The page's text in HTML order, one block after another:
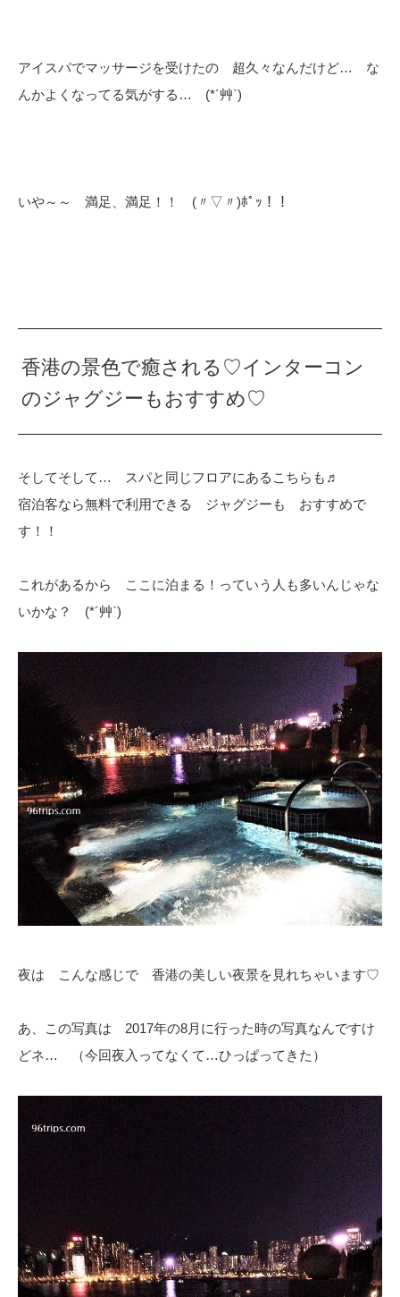
アイスパでマッサージを受けたの 超久々なんだけど… な
んかよくなってる気がする… (*´艸`)
いや～～ 満足、満足！！ (〃▽〃)ﾎﾟｯ！！
香港の景色で癒される♡インターコン
のジャグジーもおすすめ♡
そしてそして… スパと同じフロアにあるこちらも♬
宿泊客なら無料で利用できる ジャグジーも おすすめで
す！！
これがあるから ここに泊まる！っていう人も多いんじゃな
いかな？ (*´艸`)
夜は こんな感じで 香港の美しい夜景を見れちゃいます♡
あ、この写真は 2017年の8月に行った時の写真なんですけ
どネ… （今回夜入ってなくて…ひっぱってきた）